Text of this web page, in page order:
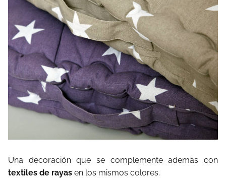
Una decoración que se complemente además con
textiles de rayas en los mismos colores.